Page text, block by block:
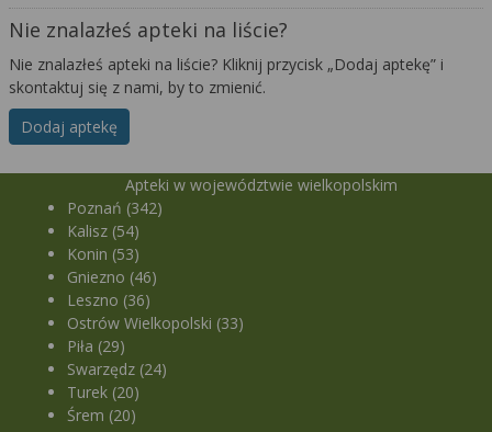
Nie znalazłeś apteki na liście?
Nie znalazłeś apteki na liście? Kliknij przycisk „Dodaj aptekę” i
skontaktuj się z nami, by to zmienić.
Dodaj aptekę
Apteki w województwie wielkopolskim
Poznań (342)
Kalisz (54)
Konin (53)
Gniezno (46)
Leszno (36)
Ostrów Wielkopolski (33)
Piła (29)
Swarzędz (24)
Turek (20)
Śrem (20)